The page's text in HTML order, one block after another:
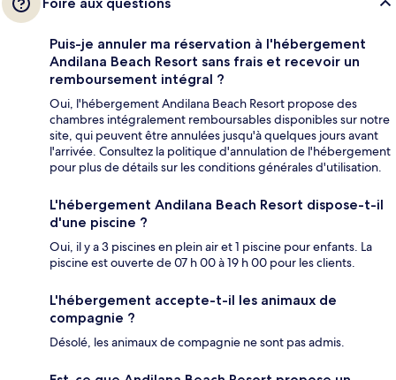
Puis-je annuler ma réservation à l'hébergement
Andilana Beach Resort sans frais et recevoir un
remboursement intégral ?
Oui, l'hébergement Andilana Beach Resort propose des
chambres intégralement remboursables disponibles sur notre
site, qui peuvent être annulées jusqu'à quelques jours avant
l'arrivée. Consultez la politique d'annulation de l'hébergement
pour plus de détails sur les conditions générales d'utilisation.
L'hébergement Andilana Beach Resort dispose-t-il
d'une piscine ?
Oui, il y a 3 piscines en plein air et 1 piscine pour enfants. La
piscine est ouverte de 07 h 00 à 19 h 00 pour les clients.
L'hébergement accepte-t-il les animaux de
compagnie ?
Désolé, les animaux de compagnie ne sont pas admis.